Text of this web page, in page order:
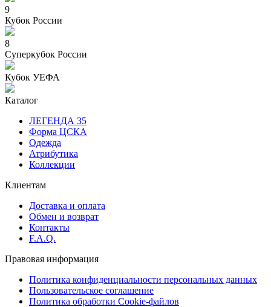
9
Кубок России
8
Суперкубок России
Кубок УЕФА
Каталог
ЛЕГЕНДА 35
Форма ЦСКА
Одежда
Атрибутика
Коллекции
Клиентам
Доставка и оплата
Обмен и возврат
Контакты
F.A.Q.
Правовая информация
Политика конфиденциальности персональных данных
Пользовательское соглашение
Политика обработки Cookie-файлов